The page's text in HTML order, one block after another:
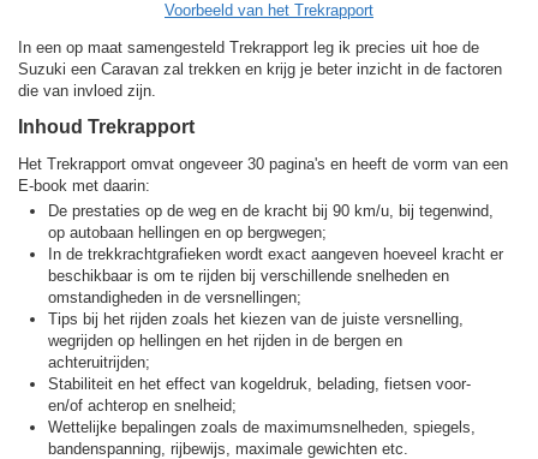
Voorbeeld van het Trekrapport
In een op maat samengesteld Trekrapport leg ik precies uit hoe de
Suzuki een Caravan zal trekken en krijg je beter inzicht in de factoren
die van invloed zijn.
Inhoud Trekrapport
Het Trekrapport omvat ongeveer 30 pagina's en heeft de vorm van een
E-book met daarin:
De prestaties op de weg en de kracht bij 90 km/u, bij tegenwind,
op autobaan hellingen en op bergwegen;
In de trekkracht­grafieken wordt exact aangeven hoeveel kracht er
beschikbaar is om te rijden bij verschillende snelheden en
omstandigheden in de versnellingen;
Tips bij het rijden zoals het kiezen van de juiste versnelling,
wegrijden op hellingen en het rijden in de bergen en
achteruitrijden;
Stabiliteit en het effect van kogeldruk, belading, fietsen voor-
en/of achterop en snelheid;
Wettelijke bepalingen zoals de maximumsnelheden, spiegels,
bandenspanning, rijbewijs, maximale gewichten etc.